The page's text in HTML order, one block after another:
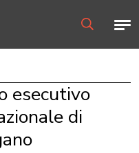
esecutivo
di